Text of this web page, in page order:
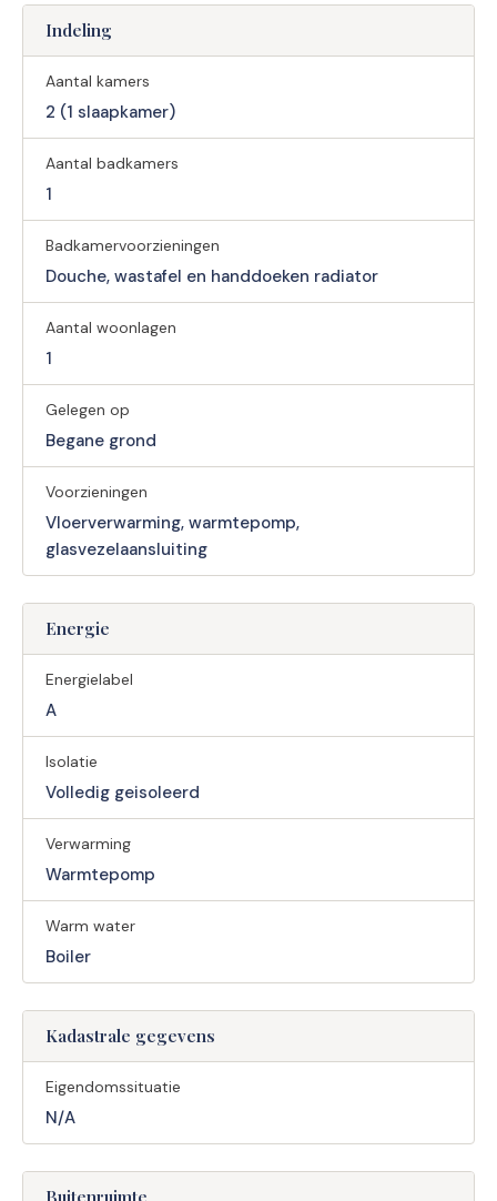
Indeling
Aantal kamers
2 (1 slaapkamer)
Aantal badkamers
1
Badkamervoorzieningen
Douche, wastafel en handdoeken radiator
Aantal woonlagen
1
Gelegen op
Begane grond
Voorzieningen
Vloerverwarming, warmtepomp,
glasvezelaansluiting
Energie
Energielabel
A
Isolatie
Volledig geisoleerd
Verwarming
Warmtepomp
Warm water
Boiler
Kadastrale gegevens
Eigendomssituatie
N/A
Buitenruimte